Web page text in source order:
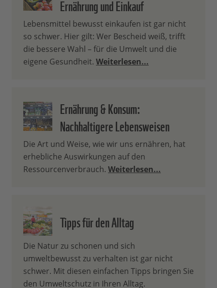
Ernährung und Einkauf
Lebensmittel bewusst einkaufen ist gar nicht
so schwer. Hier gilt: Wer Bescheid weiß, trifft
die bessere Wahl – für die Umwelt und die
eigene Gesundheit. Weiterlesen...
Ernährung & Konsum:
Nachhaltigere Lebensweisen
Die Art und Weise, wie wir uns ernähren, hat
erhebliche Auswirkungen auf den
Ressourcenverbrauch. Weiterlesen...
Tipps für den Alltag
Die Natur zu schonen und sich
umweltbewusst zu verhalten ist gar nicht
schwer. Mit diesen einfachen Tipps bringen Sie
den Umweltschutz in Ihren Alltag.